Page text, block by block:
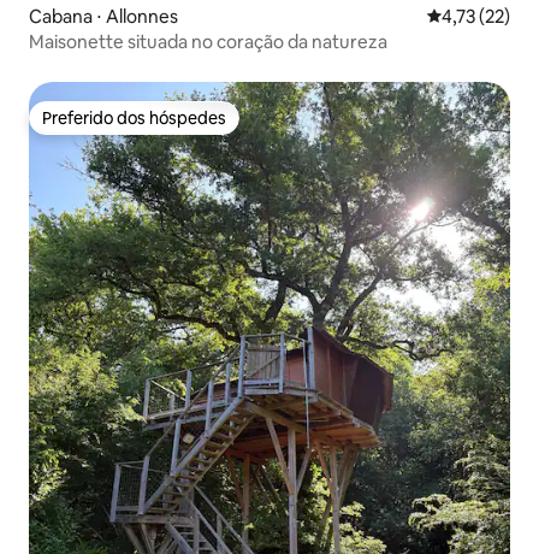
Cabana ⋅ Allonnes 4,73 de uma
4,73 (22)
Maisonette situada no coração da natureza
Preferido dos hóspedes
Preferido dos hóspedes